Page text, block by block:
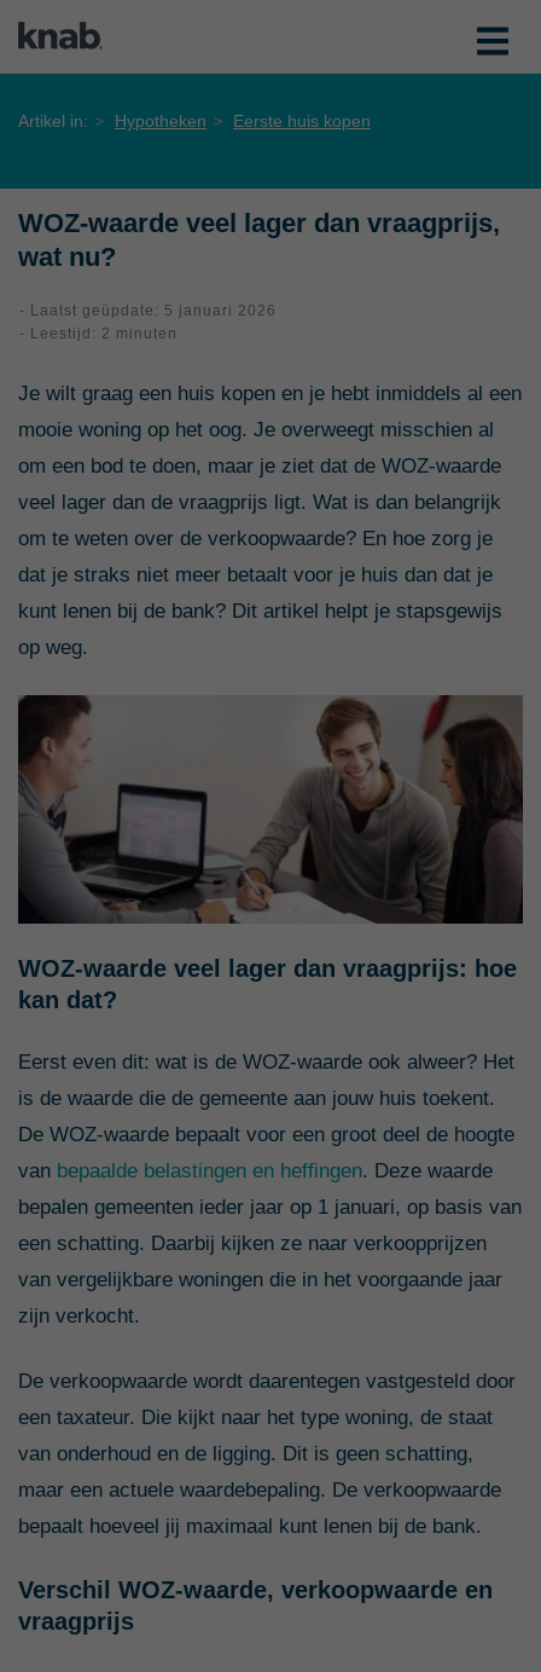
Artikel in: Hypotheken Eerste huis kopen
WOZ-waarde veel lager dan vraagprijs,
wat nu?
- Laatst geüpdate: 5 januari 2026
- Leestijd: 2 minuten
Je wilt graag een huis kopen en je hebt inmiddels al een
mooie woning op het oog. Je overweegt misschien al
om een bod te doen, maar je ziet dat de WOZ-waarde
veel lager dan de vraagprijs ligt. Wat is dan belangrijk
om te weten over de verkoopwaarde? En hoe zorg je
dat je straks niet meer betaalt voor je huis dan dat je
kunt lenen bij de bank? Dit artikel helpt je stapsgewijs
op weg.
WOZ-waarde veel lager dan vraagprijs: hoe
kan dat?
Eerst even dit: wat is de WOZ-waarde ook alweer? Het
is de waarde die de gemeente aan jouw huis toekent.
De WOZ-waarde bepaalt voor een groot deel de hoogte
van bepaalde belastingen en heffingen. Deze waarde
bepalen gemeenten ieder jaar op 1 januari, op basis van
een schatting. Daarbij kijken ze naar verkoopprijzen
van vergelijkbare woningen die in het voorgaande jaar
zijn verkocht.
De verkoopwaarde wordt daarentegen vastgesteld door
een taxateur. Die kijkt naar het type woning, de staat
van onderhoud en de ligging. Dit is geen schatting,
maar een actuele waardebepaling. De verkoopwaarde
bepaalt hoeveel jij maximaal kunt lenen bij de bank.
Verschil WOZ-waarde, verkoopwaarde en
vraagprijs